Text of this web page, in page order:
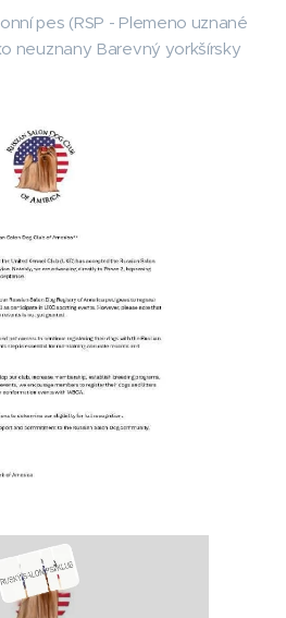
pes (RSP - Plemeno uznané
neuznany Barevný yorkšírsky